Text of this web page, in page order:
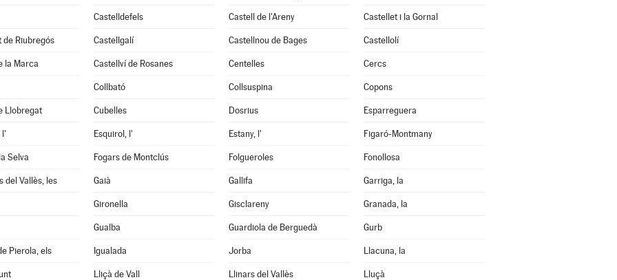
Castelldefels Castell de l'Areny Castellet i la Gornal
de Riubregós Castellgalí Castellnou de Bages Castellolí
la Marca Castellví de Rosanes Centelles Cercs
Collbató Collsuspina Copons
Llobregat Cubelles Dosrius Esparreguera
l' Esquirol, l' Estany, l' Figaró-Montmany
Selva Fogars de Montclús Folgueroles Fonollosa
del Vallès, les Gaià Gallifa Garriga, la
Gironella Gisclareny Granada, la
Gualba Guardiola de Berguedà Gurb
Pierola, els Igualada Jorba Llacuna, la
Lliçà de Vall Llinars del Vallès Lluçà